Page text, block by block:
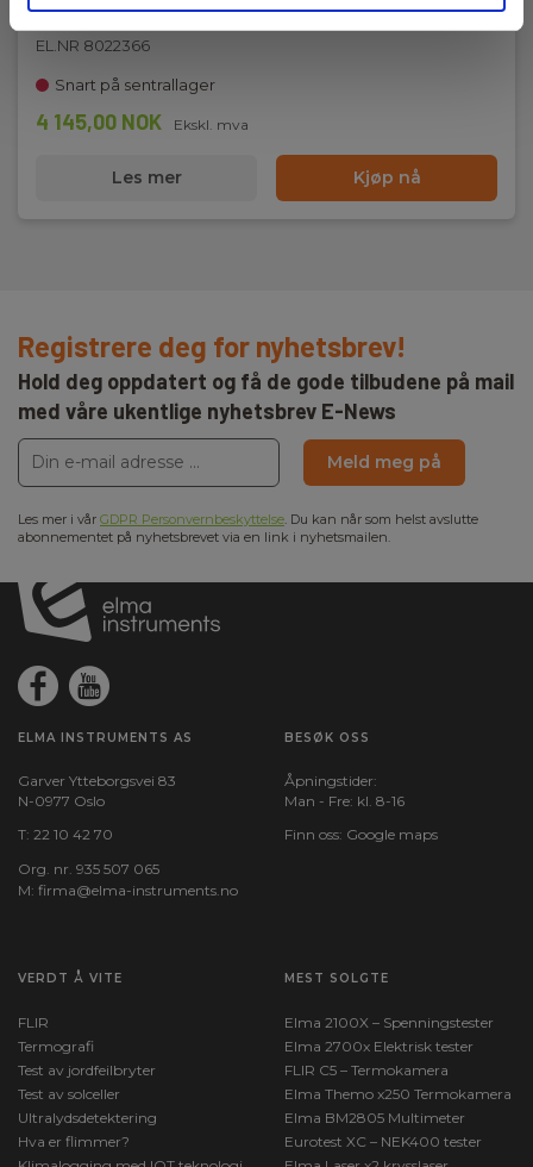
EL.NR 8022366
Snart på sentrallager
4 145,00 NOK Ekskl. mva
Les mer Kjøp nå
Registrere deg for nyhetsbrev!
Hold deg oppdatert og få de gode tilbudene på mail
med våre ukentlige nyhetsbrev E-News
Meld meg på
Les mer i vår GDPR Personvernbeskyttelse. Du kan når som helst avslutte
abonnementet på nyhetsbrevet via en link i nyhetsmailen.
ELMA INSTRUMENTS AS
Garver Ytteborgsvei 83
N-0977 Oslo
T: 22 10 42 70
Org. nr. 935 507 065
M: firma@elma-instruments.no​
BESØK OSS
Åpningstider:
Man - Fre: kl. 8-16
Finn oss: Google maps
VERDT Å VITE
FLIR
Termografi
Test av jordfeilbryter
Test av solceller
Ultralydsdetektering
Hva er flimmer?
MEST SOLGTE
Elma 2100X – Spenningstester
Elma 2700x Elektrisk tester
FLIR C5 – Termokamera
Elma Themo x250 Termokamera
Elma BM2805 Multimeter
Eurotest XC – NEK400 tester